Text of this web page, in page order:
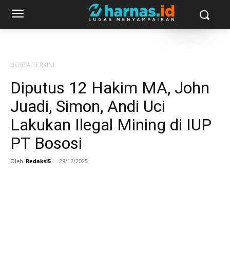
BERITA TERKINI
Diputus 12 Hakim MA, John
Juadi, Simon, Andi Uci
Lakukan Ilegal Mining di IUP
PT Bososi
Oleh Redaksi5 - 29/12/2025